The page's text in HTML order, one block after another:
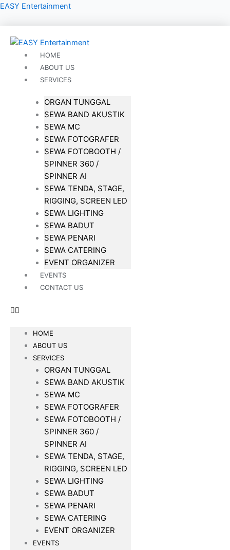
Lewati
EASY Entertainment
HOME
ABOUT US
SERVICES
ORGAN TUNGGAL
SEWA BAND AKUSTIK
SEWA MC
SEWA FOTOGRAFER
SEWA FOTOBOOTH /
SPINNER 360 /
SPINNER AI
SEWA TENDA, STAGE,
RIGGING, SCREEN LED
SEWA LIGHTING
SEWA BADUT
SEWA PENARI
SEWA CATERING
EVENT ORGANIZER
EVENTS
CONTACT US
HOME
ABOUT US
SERVICES
ORGAN TUNGGAL
SEWA BAND AKUSTIK
SEWA MC
SEWA FOTOGRAFER
SEWA FOTOBOOTH /
SPINNER 360 /
SPINNER AI
SEWA TENDA, STAGE,
RIGGING, SCREEN LED
SEWA LIGHTING
SEWA BADUT
SEWA PENARI
SEWA CATERING
EVENT ORGANIZER
EVENTS